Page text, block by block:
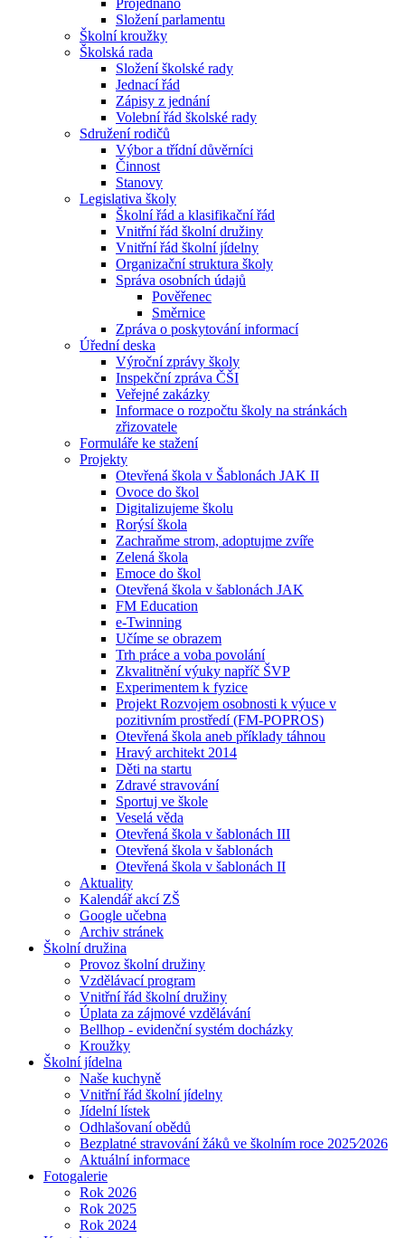
Projednáno
Složení parlamentu
Školní kroužky
Školská rada
Složení školské rady
Jednací řád
Zápisy z jednání
Volební řád školské rady
Sdružení rodičů
Výbor a třídní důvěrníci
Činnost
Stanovy
Legislativa školy
Školní řád a klasifikační řád
Vnitřní řád školní družiny
Vnitřní řád školní jídelny
Organizační struktura školy
Správa osobních údajů
Pověřenec
Směrnice
Zpráva o poskytování informací
Úřední deska
Výroční zprávy školy
Inspekční zpráva ČŠI
Veřejné zakázky
Informace o rozpočtu školy na stránkách
zřizovatele
Formuláře ke stažení
Projekty
Otevřená škola v Šablonách JAK II
Ovoce do škol
Digitalizujeme školu
Rorýsí škola
Zachraňme strom, adoptujme zvíře
Zelená škola
Emoce do škol
Otevřená škola v šablonách JAK
FM Education
e-Twinning
Učíme se obrazem
Trh práce a voba povolání
Zkvalitnění výuky napříč ŠVP
Experimentem k fyzice
Projekt Rozvojem osobnosti k výuce v
pozitivním prostředí (FM-POPROS)
Otevřená škola aneb příklady táhnou
Hravý architekt 2014
Děti na startu
Zdravé stravování
Sportuj ve škole
Veselá věda
Otevřená škola v šablonách III
Otevřená škola v šablonách
Otevřená škola v šablonách II
Aktuality
Kalendář akcí ZŠ
Google učebna
Archiv stránek
Školní družina
Provoz školní družiny
Vzdělávací program
Vnitřní řád školní družiny
Úplata za zájmové vzdělávání
Bellhop - evidenční systém docházky
Kroužky
Školní jídelna
Naše kuchyně
Vnitřní řád školní jídelny
Jídelní lístek
Odhlašovaní obědů
Bezplatné stravování žáků ve školním roce 2025⁄2026
Aktuální informace
Fotogalerie
Rok 2026
Rok 2025
Rok 2024